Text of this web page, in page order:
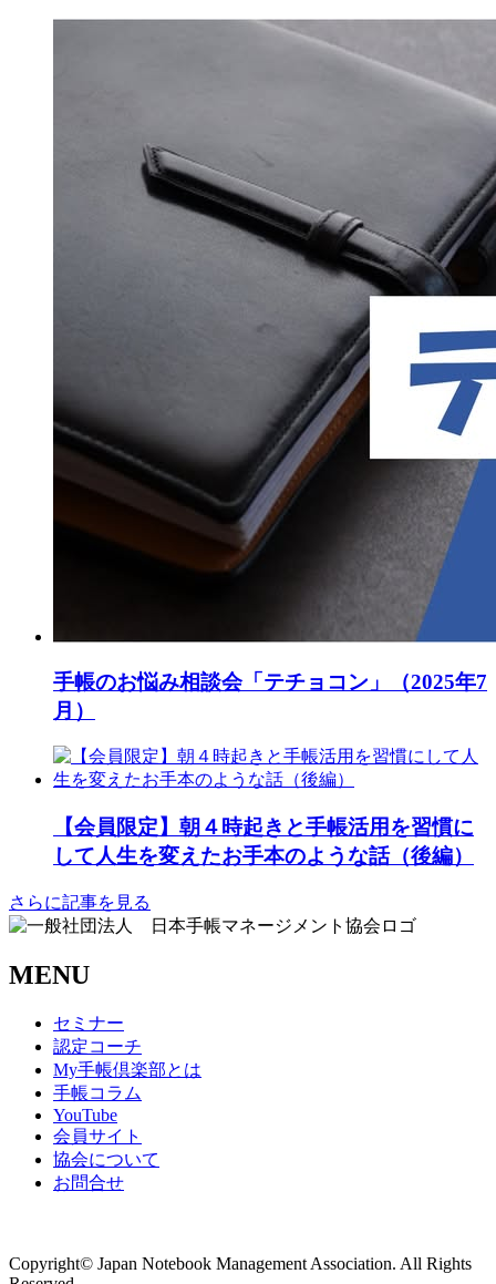
手帳のお悩み相談会「テチョコン」（2025年7
月）
【会員限定】朝４時起きと手帳活用を習慣に
して人生を変えたお手本のような話（後編）
さらに記事を見る
MENU
セミナー
認定コーチ
My手帳倶楽部とは
手帳コラム
YouTube
会員サイト
協会について
お問合せ
Copyright© Japan Notebook Management Association. All Rights